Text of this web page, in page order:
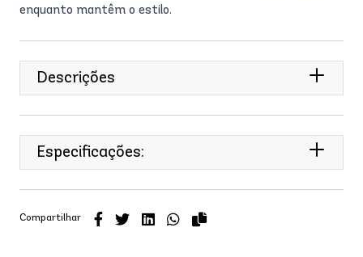
enquanto mantêm o estilo.
Descrições
Especificações:
Compartilhar